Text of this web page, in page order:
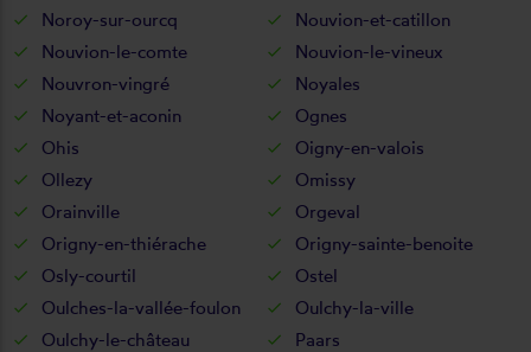
Noroy-sur-ourcq
Nouvion-et-catillon
Nouvion-le-comte
Nouvion-le-vineux
Nouvron-vingré
Noyales
Noyant-et-aconin
Ognes
Ohis
Oigny-en-valois
Ollezy
Omissy
Orainville
Orgeval
Origny-en-thiérache
Origny-sainte-benoite
Osly-courtil
Ostel
Oulches-la-vallée-foulon
Oulchy-la-ville
Oulchy-le-château
Paars